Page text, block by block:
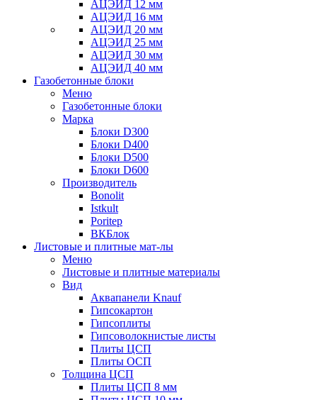
АЦЭИД 12 мм
АЦЭИД 16 мм
АЦЭИД 20 мм
АЦЭИД 25 мм
АЦЭИД 30 мм
АЦЭИД 40 мм
Газобетонные блоки
Меню
Газобетонные блоки
Марка
Блоки D300
Блоки D400
Блоки D500
Блоки D600
Производитель
Bonolit
Istkult
Poritep
ВКБлок
Листовые и плитные мат-лы
Меню
Листовые и плитные материалы
Вид
Аквапанели Knauf
Гипсокартон
Гипсоплиты
Гипсоволокнистые листы
Плиты ЦСП
Плиты ОСП
Толщина ЦСП
Плиты ЦСП 8 мм